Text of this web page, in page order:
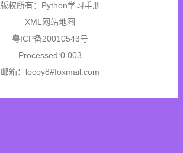
版权所有： Python学习手册
XML网站地图
粤ICP备20010543号
Processed:0.003
邮箱：locoy8#foxmail.com